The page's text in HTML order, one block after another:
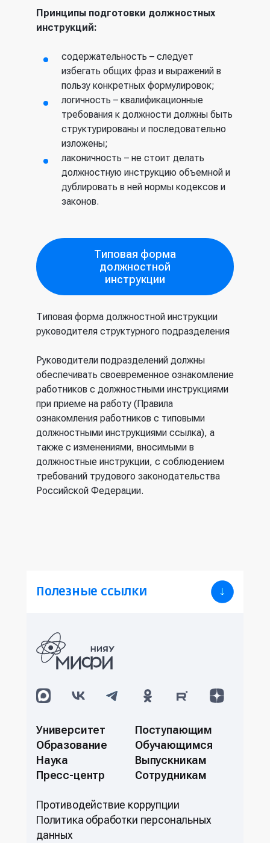
Принципы подготовки должностных
инструкций:
содержательность – следует
избегать общих фраз и выражений в
пользу конкретных формулировок;
логичность – квалификационные
требования к должности должны быть
структурированы и последовательно
изложены;
лаконичность – не стоит делать
должностную инструкцию объемной и
дублировать в ней нормы кодексов и
законов.
Типовая форма
должностной
инструкции
Типовая форма должностной инструкции
руководителя структурного подразделения
Руководители подразделений должны
обеспечивать своевременное ознакомление
работников с должностными инструкциями
при приеме на работу (Правила
ознакомления работников с типовыми
должностными инструкциями ссылка), а
также с изменениями, вносимыми в
должностные инструкции, с соблюдением
требований трудового законодательства
Российской Федерации.
Полезные ссылки
Университет
Образование
Наука
Пресс-центр
Поступающим
Обучающимся
Выпускникам
Сотрудникам
Противодействие коррупции
Политикa обработки персональных
данных